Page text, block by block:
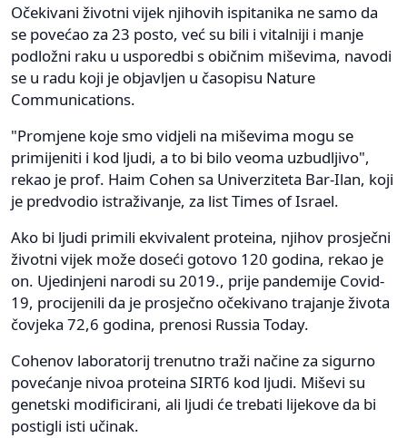
Očekivani životni vijek njihovih ispitanika ne samo da
se povećao za 23 posto, već su bili i vitalniji i manje
podložni raku u usporedbi s običnim miševima, navodi
se u radu koji je objavljen u časopisu Nature
Communications.
"Promjene koje smo vidjeli na miševima mogu se
primijeniti i kod ljudi, a to bi bilo veoma uzbudljivo",
rekao je prof. Haim Cohen sa Univerziteta Bar-Ilan, koji
je predvodio istraživanje, za list Times of Israel.
Ako bi ljudi primili ekvivalent proteina, njihov prosječni
životni vijek može doseći gotovo 120 godina, rekao je
on. Ujedinjeni narodi su 2019., prije pandemije Covid-
19, procijenili da je prosječno očekivano trajanje života
čovjeka 72,6 godina, prenosi Russia Today.
Cohenov laboratorij trenutno traži načine za sigurno
povećanje nivoa proteina SIRT6 kod ljudi. Miševi su
genetski modificirani, ali ljudi će trebati lijekove da bi
postigli isti učinak.